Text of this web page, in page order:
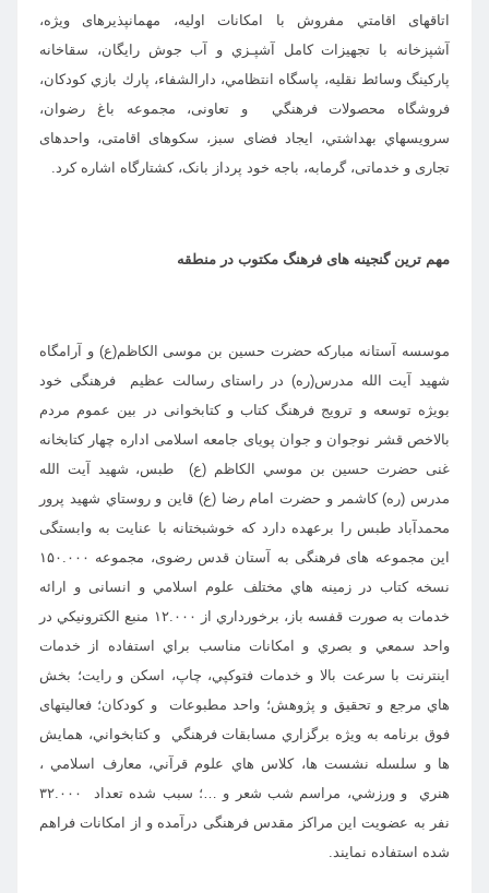
اتاقهای اقامتي مفروش با امکانات اولیه، مهمانپذيرهای ویژه،
آشپزخانه با تجهيزات كامل آشپـزي و آب جوش رايگان، سقاخانه
پارکینگ وسائط نقلیه، پاسگاه انتظامي، دارالشفاء، پارك بازي كودكان،
فروشگاه محصولات فرهنگي و تعاونی، مجموعه باغ رضوان،
سرويسهاي بهداشتي، ایجاد فضای سبز، سکوهای اقامتی، واحدهای
تجاری و خدماتی، گرمابه، باجه خود پرداز بانک، کشتارگاه اشاره کرد.
مهم ترین گنجینه های فرهنگ مکتوب در منطقه
موسسه آستانه مبارکه حضرت حسین بن موسی الکاظم(ع) و آرامگاه
شهید آیت الله مدرس(ره) در راستای رسالت عظیم فرهنگی خود
بویژه توسعه و ترویج فرهنگ کتاب و کتابخوانی در بین عموم مردم
بالاخص قشر نوجوان و جوان پویای جامعه اسلامی اداره چهار کتابخانه
غنی حضرت حسين بن موسي الكاظم (ع) طبس، شهيد آيت الله
مدرس (ره)‌ كاشمر و حضرت امام رضا (ع) قاين و روستاي شهيد پرور
محمدآباد طبس را برعهده دارد که خوشبختانه با عنایت به وابستگی
این مجموعه های فرهنگی به آستان قدس رضوی، مجموعه ۱۵۰.۰۰۰
نسخه کتاب در زمينه هاي مختلف علوم اسلامي و انسانی و ارائه
خدمات به صورت قفسه باز، برخورداري از ۱۲.۰۰۰ منبع الكترونيكي در
واحد سمعي و بصري و امكانات مناسب براي استفاده از خدمات
اينترنت با سرعت بالا و خدمات فتوكپي، چاپ، اسكن و رايت؛ بخش
هاي مرجع و تحقيق و پژوهش؛ واحد مطبوعات و كودكان؛ فعالیتهای
فوق برنامه به ويژه برگزاري مسابقات فرهنگي و كتابخواني، همايش
ها و سلسله نشست ها، كلاس هاي علوم قرآني، معارف اسلامي ،
هنري و ورزشي، مراسم شب شعر و …؛ سبب شده تعداد ۳۲.۰۰۰
نفر به عضویت این مراکز مقدس فرهنگی درآمده و از امکانات فراهم
شده استفاده نمایند.